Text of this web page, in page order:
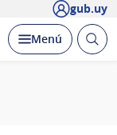
gub.uy
Desplegar
Menú Abrir